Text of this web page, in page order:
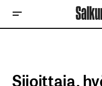
Sijoittaja,